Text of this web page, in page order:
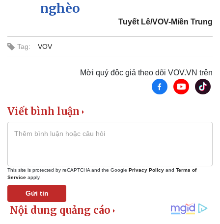
Cây thuốc
Sản phụ khoa
Nhi khoa
Nam khoa
Làm đẹp - giảm cân
Phòng mạch online
Blog
nghèo
Tuyết Lê/VOV-Miền Trung
Tag: VOV
Mời quý độc giả theo dõi VOV.VN trên
Viết bình luận
This site is protected by reCAPTCHA and the Google Privacy Policy and Terms of
Service apply.
Gửi tin